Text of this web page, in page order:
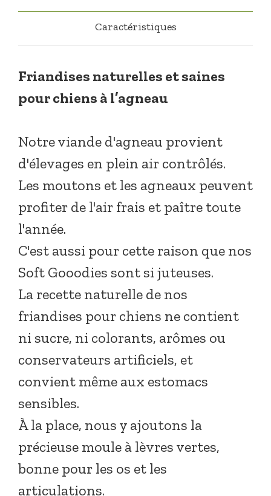
Caractéristiques
Friandises naturelles et saines
pour chiens à l’agneau
Notre viande d'agneau provient
d'élevages en plein air contrôlés.
Les moutons et les agneaux peuvent
profiter de l'air frais et paître toute
l'année.
C'est aussi pour cette raison que nos
Soft Gooodies sont si juteuses.
La recette naturelle de nos
friandises pour chiens ne contient
ni sucre, ni colorants, arômes ou
conservateurs artificiels, et
convient même aux estomacs
sensibles.
À la place, nous y ajoutons la
précieuse moule à lèvres vertes,
bonne pour les os et les
articulations.